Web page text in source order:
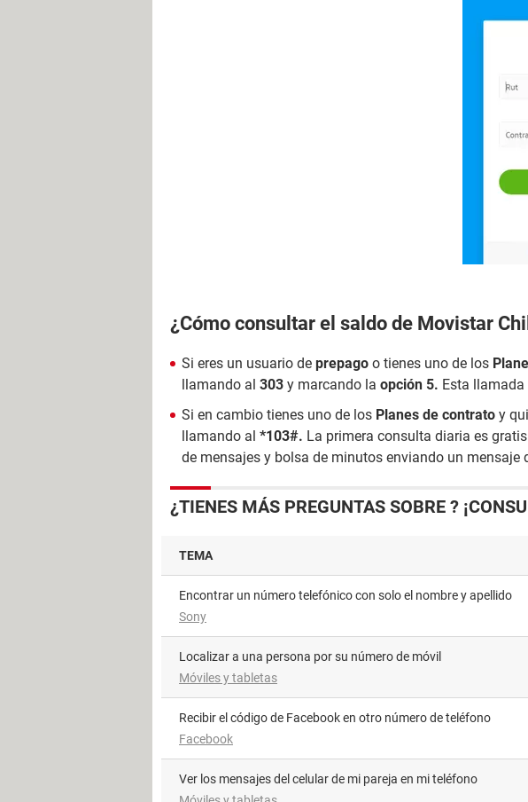
¿Cómo consultar el saldo de Movistar
Si eres un usuario de prepago o tienes uno de los
llamando al 303 y marcando la opción 5. Esta llamada
Si en cambio tienes uno de los Planes de contrato y
llamando al *103#. La primera consulta diaria es
de mensajes y bolsa de minutos enviando un mensaje
¿TIENES MÁS PREGUNTAS SOBRE ?
TEMA
Encontrar un número telefónico con solo el nombre y apellido
Sony
Localizar a una persona por su número de móvil
Móviles y tabletas
Recibir el código de Facebook en otro número de teléfono
Facebook
Ver los mensajes del celular de mi pareja en mi teléfono